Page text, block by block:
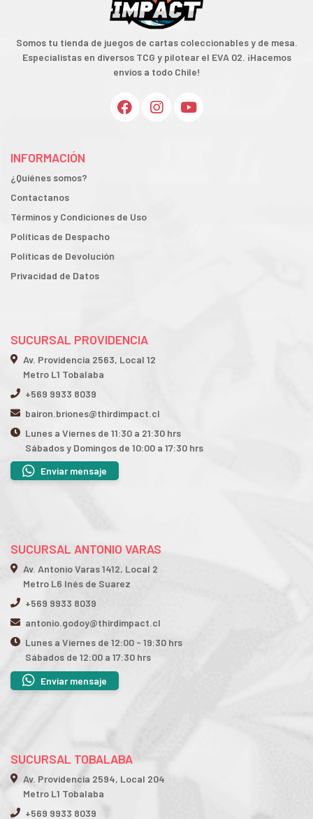
Somos tu tienda de juegos de cartas coleccionables y de mesa.
Especialistas en diversos TCG y pilotear el EVA 02. ¡Hacemos
envíos a todo Chile!
INFORMACIÓN
¿Quiénes somos?
Contactanos
Términos y Condiciones de Uso
Políticas de Despacho
Políticas de Devolución
Privacidad de Datos
SUCURSAL PROVIDENCIA
Av. Providencia 2563, Local 12
Metro L1 Tobalaba
+569 9933 8039
bairon.briones@thirdimpact.cl
Lunes a Viernes de 11:30 a 21:30 hrs
Sábados y Domingos de 10:00 a 17:30 hrs
Enviar mensaje
SUCURSAL ANTONIO VARAS
Av. Antonio Varas 1412, Local 2
Metro L6 Inés de Suarez
+569 9933 8039
antonio.godoy@thirdimpact.cl
Lunes a Viernes de 12:00 - 19:30 hrs
Sábados de 12:00 a 17:30 hrs
Enviar mensaje
SUCURSAL TOBALABA
Av. Providencia 2594, Local 204
Metro L1 Tobalaba
+569 9933 8039